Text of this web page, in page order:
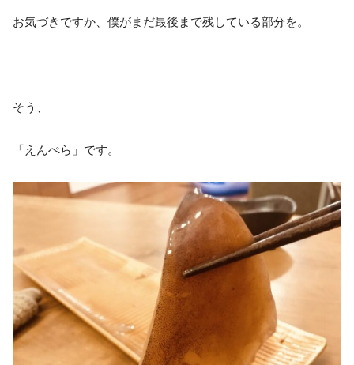
お気づきですか、僕がまだ最後まで残している部分を。
そう、
「えんぺら」です。